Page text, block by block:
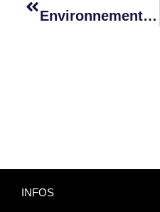
Environnement : Bhagwan Rappelle La Nécessité De Garantir Un Futur Durable Pour Les Générations À Venir
INFOS